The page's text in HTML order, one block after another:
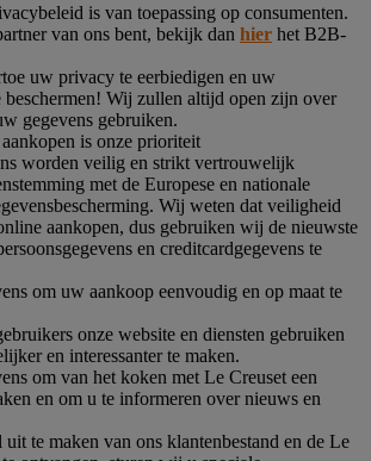
is van toepassing op consumenten.
van ons bent, bekijk dan hier het B2B-
uw privacy te eerbiedigen en uw
beschermen! Wij zullen altijd open zijn over
gegevens gebruiken.
is onze prioriteit
worden veilig en strikt vertrouwelijk
met de Europese en nationale
Wij weten dat veiligheid
aankopen, dus gebruiken wij de nieuwste
en creditcardgegevens te
om uw aankoop eenvoudig en op maat te
onze website en diensten gebruiken
en interessanter te maken.
om van het koken met Le Creuset een
en om u te informeren over nieuws en
te maken van ons klantenbestand en de Le